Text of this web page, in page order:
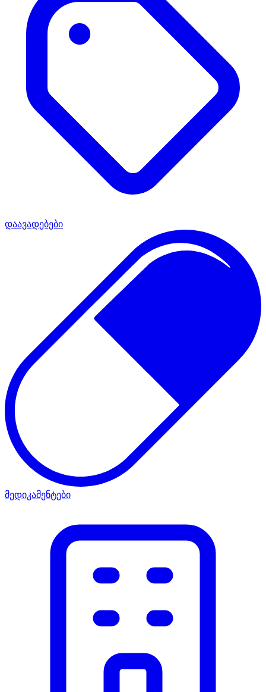
დაავადებები
მედიკამენტები